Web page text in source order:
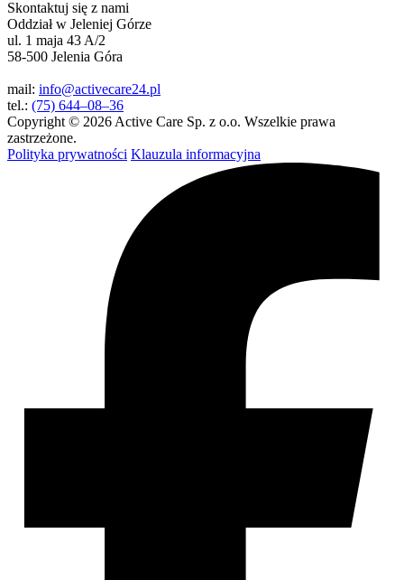
Skontaktuj się z nami
Oddział w Jeleniej Górze
ul. 1 maja 43 A/2
58-500 Jelenia Góra
mail: info@activecare24.pl
tel.: (75) 644–08–36
Copyright © 2026 Active Care Sp. z o.o. Wszelkie prawa
zastrzeżone.
Polityka prywatności Klauzula informacyjna